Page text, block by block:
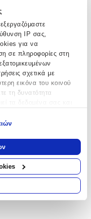
IP σας,
για να
σε πληροφορίες στη
σχετικά με
εικόνα του κοινού
τη δυνατότητα
με τη γεωγραφική
είναι ακριβείς σε
σας σαρώνοντας ενεργά
(δακτυλικό αποτύπωμα)
επεξεργασίας των
τις προτιμήσεις σας